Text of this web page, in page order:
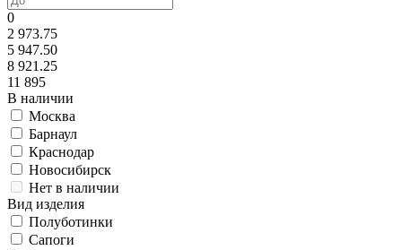
0
2 973.75
5 947.50
8 921.25
11 895
В наличии
Москва
Барнаул
Краснодар
Новосибирск
Нет в наличии
Вид изделия
Полуботинки
Сапоги